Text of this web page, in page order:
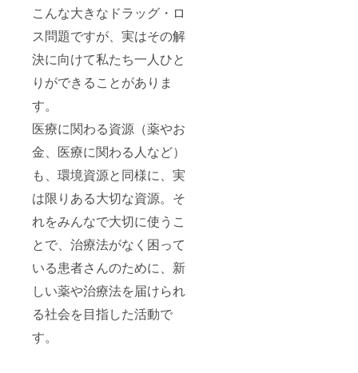
こんな大きなドラッグ・ロ
ス問題ですが、実はその解
決に向けて私たち一人ひと
りができることがありま
す。
医療に関わる資源（薬やお
金、医療に関わる人など）
も、環境資源と同様に、実
は限りある大切な資源。そ
れをみんなで大切に使うこ
とで、治療法がなく困って
いる患者さんのために、新
しい薬や治療法を届けられ
る社会を目指した活動で
す。